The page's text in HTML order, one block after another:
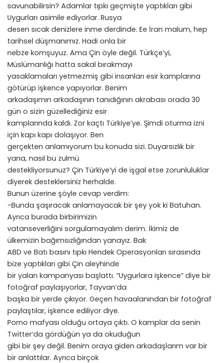
savunabilirsin? Adamlar tıpkı geçmişte yaptıkları gibi
Uygurları asimile ediyorlar. Rusya
desen sıcak denizlere inme derdinde. Ee İran malum, hep
tarihsel düşmanımız. Hadi onla bir
nebze komşuyuz. Ama Çin öyle değil. Türkçe’yi,
Müslümanlığı hatta sakal bırakmayı
yasaklamaları yetmezmiş gibi insanları esir kamplarına
götürüp işkence yapıyorlar. Benim
arkadaşımın arkadaşının tanıdığının akrabası orada 30
gün o sizin güzellediğiniz esir
kamplarında kaldı. Zor kaçtı Türkiye’ye. Şimdi oturma izni
için kapı kapı dolaşıyor. Ben
gerçekten anlamıyorum bu konuda sizi. Duyarsızlık bir
yana, nasıl bu zulmü
destekliyorsunuz? Çin Türkiye’yi de işgal etse zorunluluklar
diyerek desteklersiniz herhalde.
Bunun üzerine şöyle cevap verdim:
-Bunda şaşıracak anlamayacak bir şey yok ki Batuhan.
Ayrıca burada birbirimizin
vatanseverliğini sorgulamayalım derim. İkimiz de
ülkemizin bağımsızlığından yanayız. Bak
ABD ve Batı basını tıpkı Hendek Operasyonları sırasında
bize yaptıkları gibi Çin aleyhinde
bir yalan kampanyası başlattı. “Uygurlara işkence” diye bir
fotoğraf paylaşıyorlar, Tayvan’da
başka bir yerde çıkıyor. Geçen havaalanından bir fotoğraf
paylaştılar, işkence ediliyor diye.
Porno mafyası olduğu ortaya çıktı. O kamplar da senin
Twitter’da gördüğün ya da okuduğun
gibi bir şey değil. Benim oraya giden arkadaşlarım var bir
bir anlattılar. Ayrıca birçok